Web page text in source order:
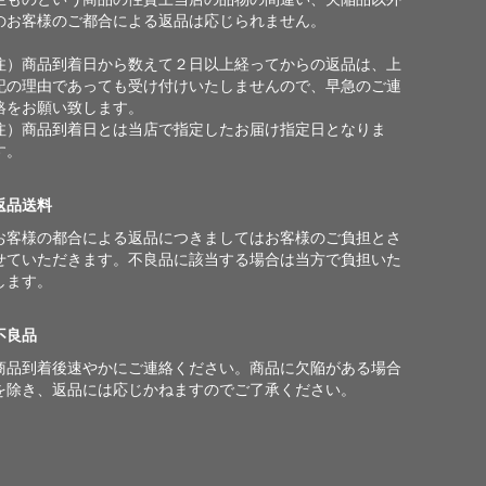
お客様のご都合による返品は応じられません。
）商品到着日から数えて２日以上経ってからの返品は、上
の理由であっても受け付けいたしませんので、早急のご連
をお願い致します。
）商品到着日とは当店で指定したお届け指定日となりま
品送料
客様の都合による返品につきましてはお客様のご負担とさ
ていただきます。不良品に該当する場合は当方で負担いた
ます。
良品
品到着後速やかにご連絡ください。商品に欠陥がある場合
除き、返品には応じかねますのでご了承ください。